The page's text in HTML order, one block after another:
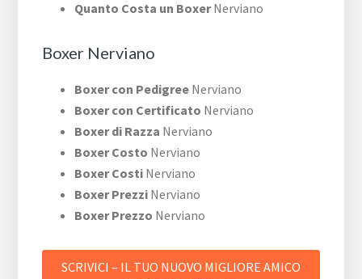
Quanto Costa un BoxerNerviano
Boxer Nerviano
Boxer con Pedigree Nerviano
Boxer con Certificato Nerviano
Boxer di Razza Nerviano
Boxer Costo Nerviano
Boxer Costi Nerviano
Boxer Prezzi Nerviano
Boxer Prezzo Nerviano
SCRIVICI – IL TUO NUOVO MIGLIORE AMICO